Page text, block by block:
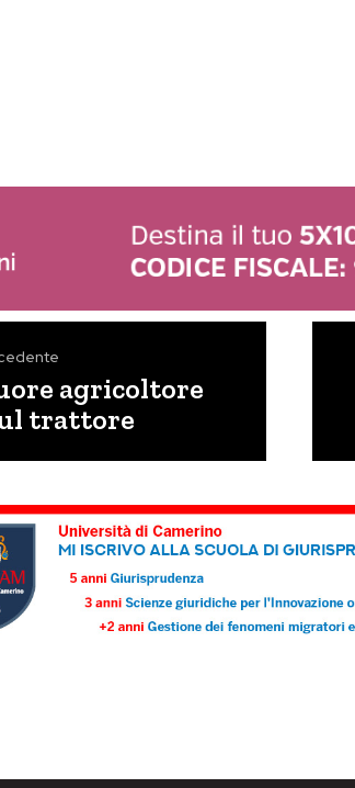
agricoltore
trattore